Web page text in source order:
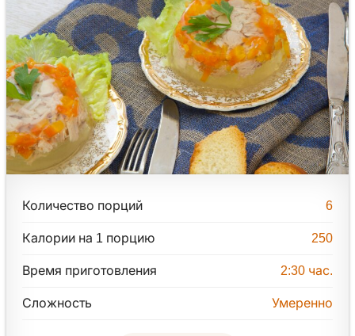
Количество порций 6
Калории на 1 порцию 250
Время приготовления 2:30 час.
Сложность Умеренно